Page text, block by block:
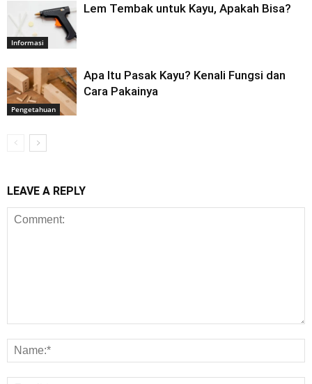
Informasi
Lem Tembak untuk Kayu, Apakah Bisa?
Pengetahuan
Apa Itu Pasak Kayu? Kenali Fungsi dan
Cara Pakainya
LEAVE A REPLY